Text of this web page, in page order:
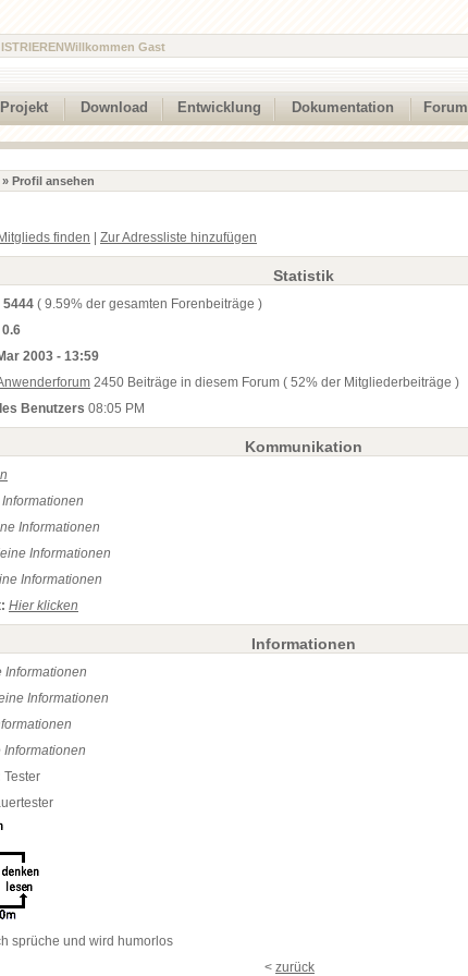
Willkommen Gast
Download Entwicklung Dokumentation Forum
» Profil ansehen
finden Zur Adressliste hinzufügen
Statistik
5444 ( 9.59% der gesamten Forenbeiträge )
0.6
2003 - 13:59
2450 Beiträge in diesem Forum ( 52% der Mitgliederbeiträge )
Benutzers 08:05 PM
Kommunikation
Informationen
Informationen
Informationen
Hier klicken
Informationen
Informationen
Informationen
Informationen
Tester
sprüche und wird humorlos
< zurück